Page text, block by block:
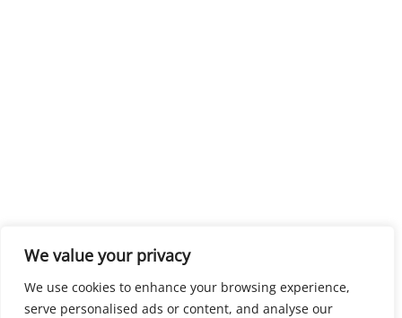
We value your privacy
We use cookies to enhance your browsing experience,
serve personalised ads or content, and analyse our